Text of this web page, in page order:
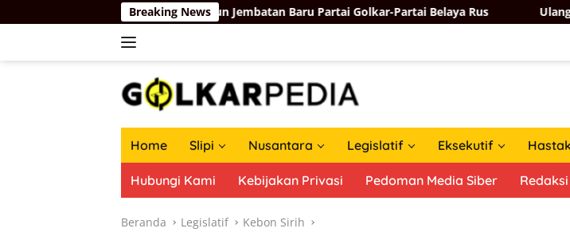
ke
Breaking News
Membangun Jembatan Baru Partai Golkar-Partai Belaya Rus Ulang Tahun Emas,
Home Slipi Nusantara Legislatif Eksekutif
Hubungi Kami Kebijakan Privasi Pedoman Media Siber Redaksi
Beranda Legislatif Kebon Sirih